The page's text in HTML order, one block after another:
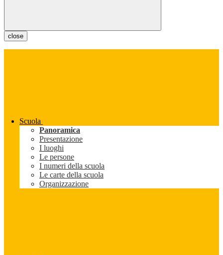
close
Scuola
Panoramica
Presentazione
I luoghi
Le persone
I numeri della scuola
Le carte della scuola
Organizzazione